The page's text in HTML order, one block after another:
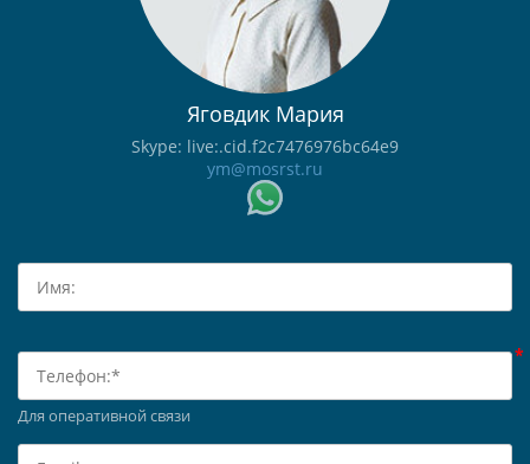
Яговдик Мария
Skype: live:.cid.f2c7476976bc64e9
ym@mosrst.ru
Для оперативной связи